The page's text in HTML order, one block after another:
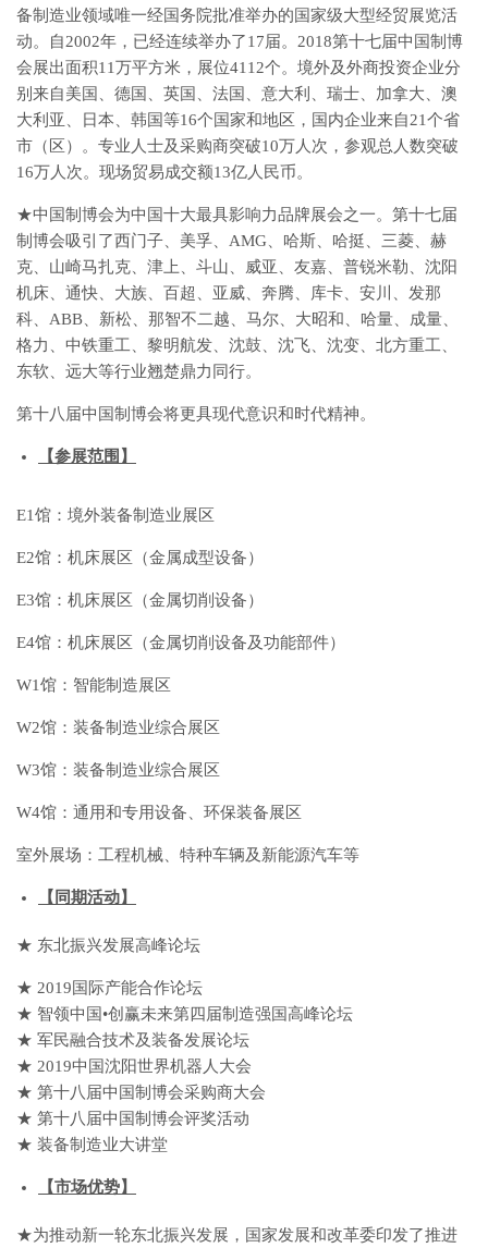
备制造业领域唯一经国务院批准举办的国家级大型经贸展览活
动。自2002年，已经连续举办了17届。2018第十七届中国制博
会展出面积11万平方米，展位4112个。境外及外商投资企业分
别来自美国、德国、英国、法国、意大利、瑞士、加拿大、澳
大利亚、日本、韩国等16个国家和地区，国内企业来自21个省
市（区）。专业人士及采购商突破10万人次，参观总人数突破
16万人次。现场贸易成交额13亿人民币。
★中国制博会为中国十大最具影响力品牌展会之一。第十七届
制博会吸引了西门子、美孚、AMG、哈斯、哈挺、三菱、赫
克、山崎马扎克、津上、斗山、威亚、友嘉、普锐米勒、沈阳
机床、通快、大族、百超、亚威、奔腾、库卡、安川、发那
科、ABB、新松、那智不二越、马尔、大昭和、哈量、成量、
格力、中铁重工、黎明航发、沈鼓、沈飞、沈变、北方重工、
东软、远大等行业翘楚鼎力同行。
第十八届中国制博会将更具现代意识和时代精神。
【参展范围】
E1馆：境外装备制造业展区
E2馆：机床展区（金属成型设备）
E3馆：机床展区（金属切削设备）
E4馆：机床展区（金属切削设备及功能部件）
W1馆：智能制造展区
W2馆：装备制造业综合展区
W3馆：装备制造业综合展区
W4馆：通用和专用设备、环保装备展区
室外展场：工程机械、特种车辆及新能源汽车等
【 同期活动】
★ 东北振兴发展高峰论坛
★ 2019国际产能合作论坛
★ 智领中国•创赢未来第四届制造强国高峰论坛
★ 军民融合技术及装备发展论坛
★ 2019中国沈阳世界机器人大会
★ 第十八届中国制博会采购商大会
★ 第十八届中国制博会评奖活动
★ 装备制造业大讲堂
【市场优势】
★为推动新一轮东北振兴发展，国家发展和改革委印发了推进